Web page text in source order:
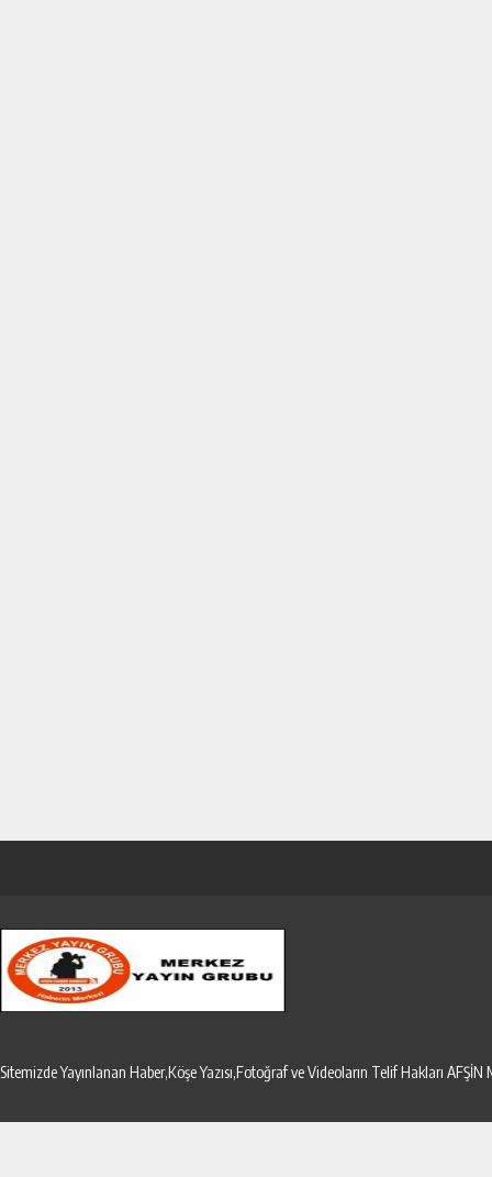
Sitemizde Yayınlanan Haber,Köşe Yazısı,Fotoğraf ve Videoların Telif Hakları